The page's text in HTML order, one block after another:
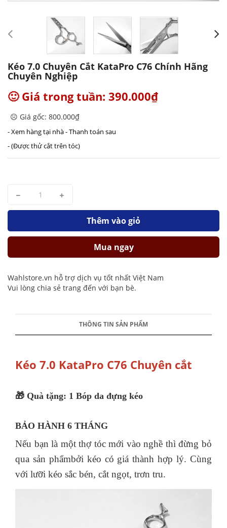
Kéo 7.0 Chuyên Cắt KataPro C76 Chính Hãng
Chuyên Nghiệp
🙂 Giá trong tuần: 390.000₫
☹️ Giá gốc: 800.000₫
- Xem hàng tại nhà - Thanh toán sau
- (Được thử cắt trên tóc)
Thêm vào giỏ
Mua ngay
Wahlstore.vn hỗ trợ dịch vụ tốt nhất Việt Nam
Vui lòng chia sẻ trang đến với bạn bè.
THÔNG TIN SẢN PHẨM
Kéo 7.0 KataPro C76 Chuyên cắt
🎁 Quà tặng: 1 Bóp da đựng kéo
BẢO HÀNH 6 THÁNG
Nếu bạn là một thợ tóc mới vào nghề thì đừng bỏ
qua sản phẩmbởi kéo có giá thành hợp lý. Cùng
với lưỡi kéo sắc bén, cắt ngọt, trơn tru.